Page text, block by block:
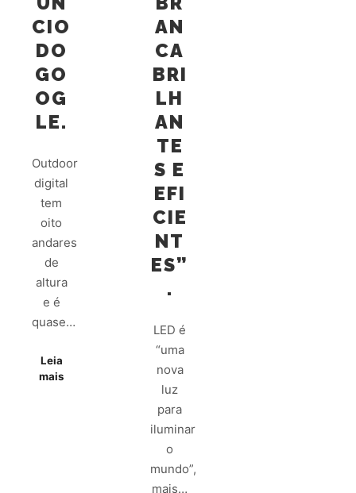
CIO
DO
GO
OG
LE.
Outdoor
digital
tem
oito
andares
de
altura
e é
quase…
Leia
mais
AN
CA
BRI
LH
AN
TE
S E
EFI
CIE
NT
ES”
.
LED é
“uma
nova
luz
para
iluminar
o
mundo”,
mais…